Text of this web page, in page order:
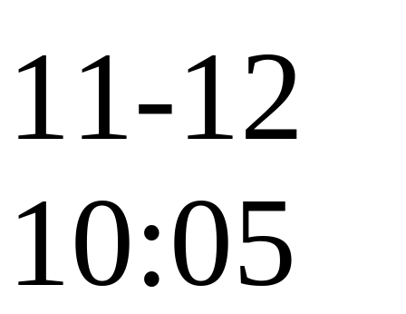
11-12
10:05